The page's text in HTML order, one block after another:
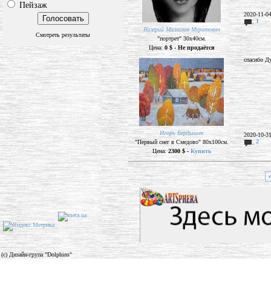
Пейзаж
Смотреть результаты
Валерий Малхозов Муратович
"портрет" 30х40см.
Цена:0 $ - Не продаётся
2020-11-
: 1
Игорь Бердышев
"Первый снег в Смедово" 80х100см.
Цена:2300 $ - Купить
спасибо
2020-10-
: 2
(c) Дизайн-група "Dolphins"